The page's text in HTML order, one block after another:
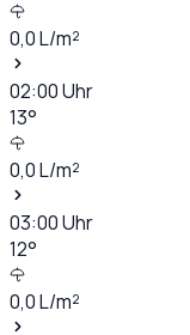
0,0L/m²
02:00Uhr
13°
0,0L/m²
03:00Uhr
12°
0,0L/m²